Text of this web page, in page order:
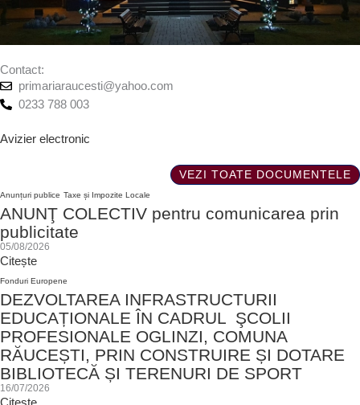
X
Contact:
primariaraucesti@yahoo.com
0233 788 003
Avizier electronic
VEZI TOATE DOCUMENTELE
Anunțuri publice Taxe și Impozite Locale
ANUNŢ COLECTIV pentru comunicarea prin
publicitate
05/08/2026
Citește
Fonduri Europene
DEZVOLTAREA INFRASTRUCTURII
EDUCAȚIONALE ÎN CADRUL ŞCOLII
PROFESIONALE OGLINZI, COMUNA
RĂUCEȘTI, PRIN CONSTRUIRE ȘI DOTARE
BIBLIOTECĂ ȘI TERENURI DE SPORT
16/07/2026
Citește